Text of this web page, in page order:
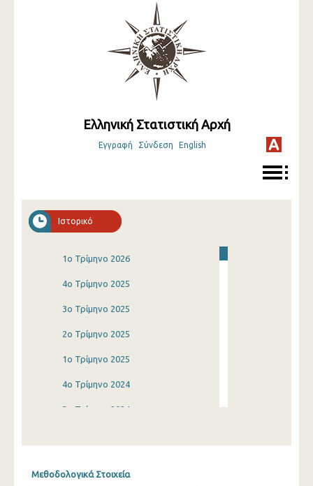
Ελληνική Στατιστική Αρχή
Εγγραφή Σύνδεση English
Ιστορικό
1o Τρίμηνο 2026
4o Τρίμηνο 2025
3o Τρίμηνο 2025
2o Τρίμηνο 2025
1o Τρίμηνο 2025
4o Τρίμηνο 2024
3o Τρίμηνο 2024
Μεθοδολογικά Στοιχεία